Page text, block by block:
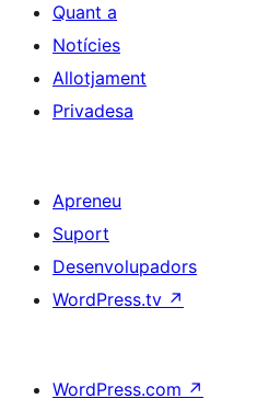
Quant a
Notícies
Allotjament
Privadesa
Apreneu
Suport
Desenvolupadors
WordPress.tv ↗
WordPress.com ↗